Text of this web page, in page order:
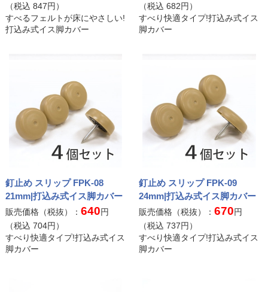
（税込 847円）
すべるフェルトが床にやさしい!
打込み式イス脚カバー
（税込682円）
すべり快適タイプ!打込み式イス
脚カバー
釘止め スリップ FPK-08
21mm|打込み式イス脚カバー
販売価格（税抜）： 640円
（税込 704円）
すべり快適タイプ!打込み式イス
脚カバー
釘止め スリップ FPK-09
24mm|打込み式イス脚カバー
販売価格（税抜）：670円
（税込737円）
すべり快適タイプ!打込み式イス
脚カバー